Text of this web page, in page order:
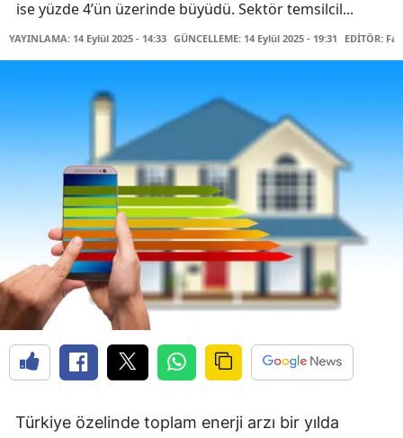
ise yüzde 4’ün üzerinde büyüdü. Sektör temsilcil...
YAYINLAMA: 14 Eylül 2025 - 14:33 GÜNCELLEME: 14 Eylül 2025 - 19:31 EDİTÖR:
Türkiye özelinde toplam enerji arzı bir yılda